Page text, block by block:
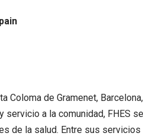
Coloma de Gramenet,
a la comunidad, FHES
de la salud. Entre sus servicios